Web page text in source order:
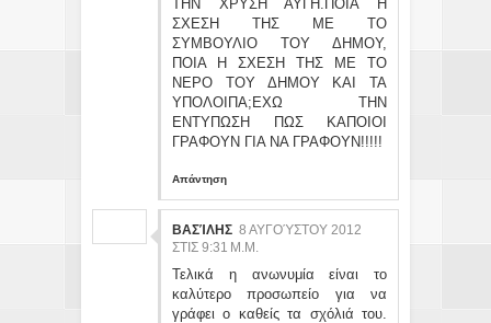
ΤΗΝ ΧΡΥΣΗ ΑΥΓΗ.ΠΟΙΑ Η
ΣΧΕΣΗ ΤΗΣ ΜΕ ΤΟ
ΣΥΜΒΟΥΛΙΟ ΤΟΥ ΔΗΜΟΥ,
ΠΟΙΑ Η ΣΧΕΣΗ ΤΗΣ ΜΕ ΤΟ
ΝΕΡΟ ΤΟΥ ΔΗΜΟΥ ΚΑΙ ΤΑ
ΥΠΟΛΟΙΠΑ;ΕΧΩ ΤΗΝ
ΕΝΤΥΠΩΣΗ ΠΩΣ ΚΑΠΟΙΟΙ
ΓΡΑΦΟΥΝ ΓΙΑ ΝΑ ΓΡΑΦΟΥΝ!!!!!
Απάντηση
ΒΑΣΊΛΗΣ 8 ΑΥΓΟΎΣΤΟΥ 2012
ΣΤΙΣ 9:31 Μ.Μ.
Τελικά η ανωνυμία είναι το
καλύτερο προσωπείο για να
γράφει ο καθείς τα σχόλιά του.